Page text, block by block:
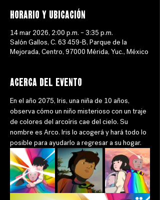
Horario y ubicación
14 mar 2026, 2:00 p.m. – 3:35 p.m.
Salón Gallos, C. 63 459-B, Parque de la
Mejorada, Centro, 97000 Mérida, Yuc., México
Acerca del evento
En el año 2075, Iris, una niña de 10 años,
observa cómo un niño misterioso con un traje
de colores del arcoíris cae del cielo. Su
nombre es Arco. Iris lo acogerá y hará todo lo
posible para ayudarlo a regresar a su hogar.